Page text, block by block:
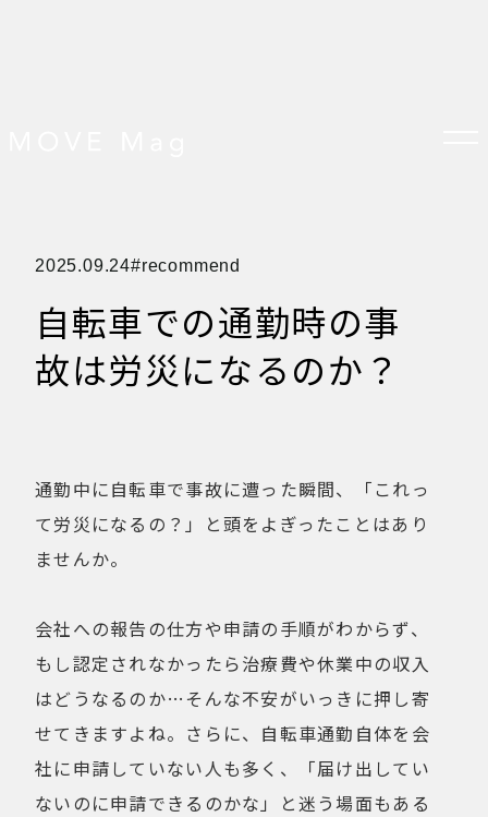
おすすめ
オプション品
グッズ＆オプション
クロスバイクの特徴
健康経営
折りたたみ
比較検討
法人向け
自転車通勤を検討
費用について
購入前の不安
購入後の不安
通勤＆趣味
通勤手段への不満
通勤距離・時間に対する不満
運動不足
電動自転車の特徴
2025.09.24 recommend
自転車での通勤時の事
故は労災になるのか？
通勤中に自転車で事故に遭った瞬間、「これっ
て労災になるの？」と頭をよぎったことはあり
ませんか。
会社への報告の仕方や申請の手順がわからず、
もし認定されなかったら治療費や休業中の収入
はどうなるのか…そんな不安がいっきに押し寄
せてきますよね。さらに、自転車通勤自体を会
社に申請していない人も多く、「届け出してい
ないのに申請できるのかな」と迷う場面もある